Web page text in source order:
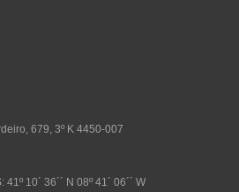
679, 3º K 4450-007
10´ 36´´ N 08º 41´ 06´´ W